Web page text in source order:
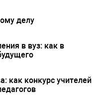
делу
в вуз: как в
как конкурс учителей